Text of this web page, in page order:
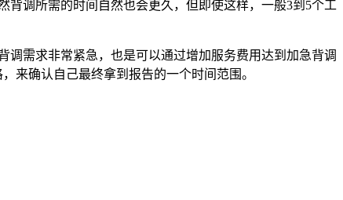
调所需的时间自然也会更久，但即使这样，一般3到5个工
需求非常紧急，也是可以通过增加服务费用达到加急背调
来确认自己最终拿到报告的一个时间范围。